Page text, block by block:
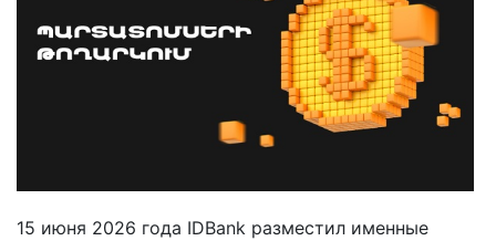
15 июня 2026 года IDBank разместил именные